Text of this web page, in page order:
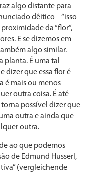
algo distante para
dêitico – “isso
proximidade da “flor”,
E se dizemos em
algo similar.
planta. É uma tal
dizer que essa flor é
é mais ou menos
outra coisa. É até
possível dizer que
outra e ainda que
outra.
ao que podemos
de Edmund Husserl,
(vergleichende